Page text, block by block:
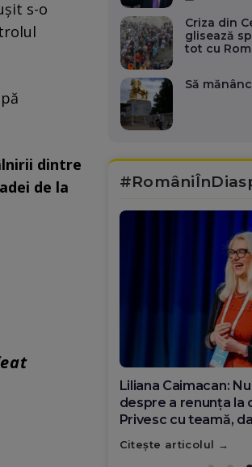
s-o
dintre
de la
Criza din
glisează
tot cu
Să
Diana Olar, românca
care demonstrează
poate schimba
Citește articolul